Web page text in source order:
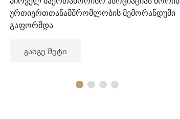
ურთიერთთანამშრომლობის მემორანდუმი
გაფორმდა
გაიგე მეტი